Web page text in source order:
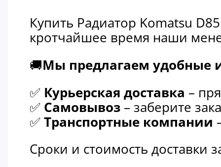
Купить Радиатор Komatsu
кротчайшее время наши
🚚Мы предлагаем удобные
✅ Курьерская доставка –
✅ Самовывоз – заберите
✅ Транспортные компании
Сроки и стоимость доставки